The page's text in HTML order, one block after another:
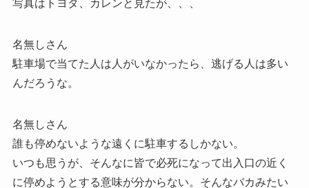
写真はトヨタ、カレンと見たが、、、
名無しさん
駐車場で当てた人は人がいなかったら、逃げる人は多い
んだろうな。
名無しさん
誰も停めないような遠くに駐車するしかない。
いつも思うが、そんなに皆で必死になって出入口の近く
に停めようとする意味が分からない。そんなバカみたい